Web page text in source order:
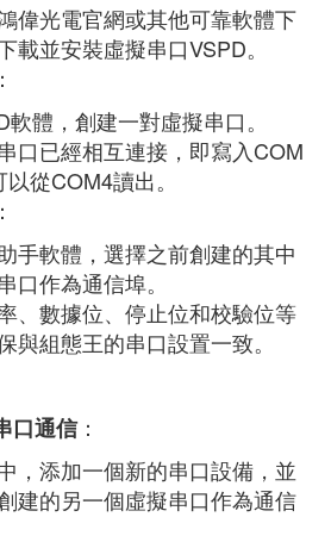
偉光電官網或其他可靠軟體下
載並安裝虛擬串口VSPD。
：
軟體，創建一對虛擬串口。
口已經相互連接，即寫入COM
從COM4讀出。
：
手軟體，選擇之前創建的其中
口作為通信埠。
、數據位、停止位和校驗位等
與組態王的串口設置一致。
口通信：
，添加一個新的串口設備，並
建的另一個虛擬串口作為通信